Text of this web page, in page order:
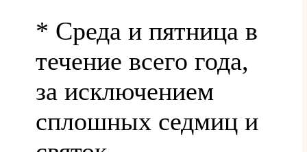
* Среда и пятница в
течение всего года,
за исключением
сплошных седмиц и